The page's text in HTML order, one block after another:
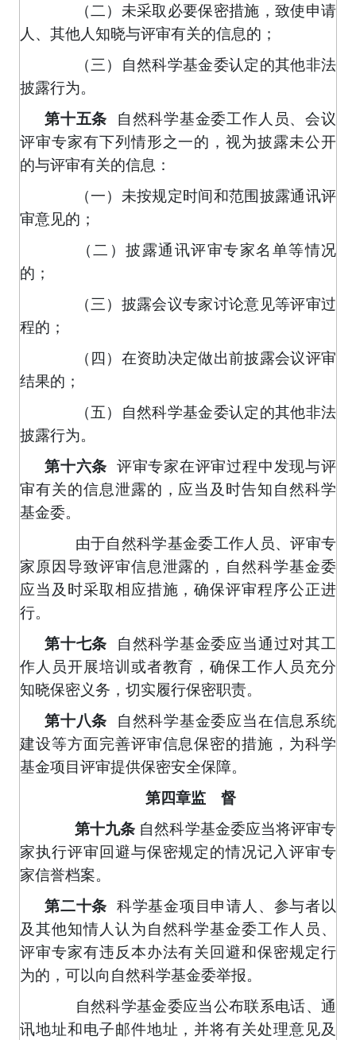
（二）未采取必要保密措施，致使申请
人、其他人知晓与评审有关的信息的；
（三）自然科学基金委认定的其他非法
披露行为。
第十五条 自然科学基金委工作人员、会议
评审专家有下列情形之一的，视为披露未公开
的与评审有关的信息：
（一）未按规定时间和范围披露通讯评
审意见的；
（二）披露通讯评审专家名单等情况
的；
（三）披露会议专家讨论意见等评审过
程的；
（四）在资助决定做出前披露会议评审
结果的；
（五）自然科学基金委认定的其他非法
披露行为。
第十六条 评审专家在评审过程中发现与评
审有关的信息泄露的，应当及时告知自然科学
基金委。
由于自然科学基金委工作人员、评审专
家原因导致评审信息泄露的，自然科学基金委
应当及时采取相应措施，确保评审程序公正进
行。
第十七条 自然科学基金委应当通过对其工
作人员开展培训或者教育，确保工作人员充分
知晓保密义务，切实履行保密职责。
第十八条 自然科学基金委应当在信息系统
建设等方面完善评审信息保密的措施，为科学
基金项目评审提供保密安全保障。
第四章监 督
第十九条 自然科学基金委应当将评审专
家执行评审回避与保密规定的情况记入评审专
家信誉档案。
第二十条 科学基金项目申请人、参与者以
及其他知情人认为自然科学基金委工作人员、
评审专家有违反本办法有关回避和保密规定行
为的，可以向自然科学基金委举报。
自然科学基金委应当公布联系电话、通
讯地址和电子邮件地址，并将有关处理意见及